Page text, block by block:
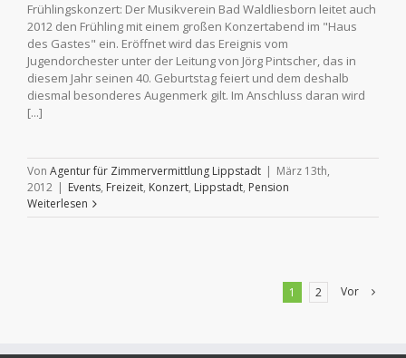
Frühlingskonzert: Der Musikverein Bad Waldliesborn leitet auch
2012 den Frühling mit einem großen Konzertabend im "Haus
des Gastes" ein. Eröffnet wird das Ereignis vom
Jugendorchester unter der Leitung von Jörg Pintscher, das in
diesem Jahr seinen 40. Geburtstag feiert und dem deshalb
diesmal besonderes Augenmerk gilt. Im Anschluss daran wird
[...]
Von Agentur für Zimmervermittlung Lippstadt | März 13th,
2012 | Events, Freizeit, Konzert, Lippstadt, Pension
Weiterlesen
1 2 Vor